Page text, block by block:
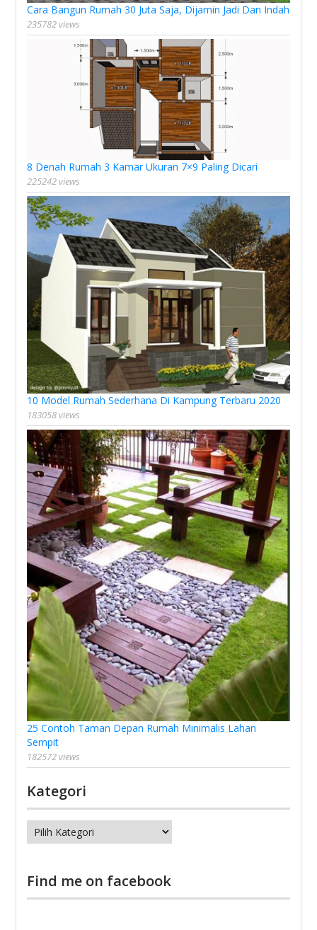
Cara Bangun Rumah 30 Juta Saja, Dijamin Jadi Dan Indah
235782 views
8 Denah Rumah 3 Kamar Ukuran 7×9 Paling Dicari
225242 views
10 Model Rumah Sederhana Di Kampung Terbaru 2020
183058 views
25 Contoh Taman Depan Rumah Minimalis Lahan
Sempit
182572 views
Kategori
Kategori
Find me on facebook